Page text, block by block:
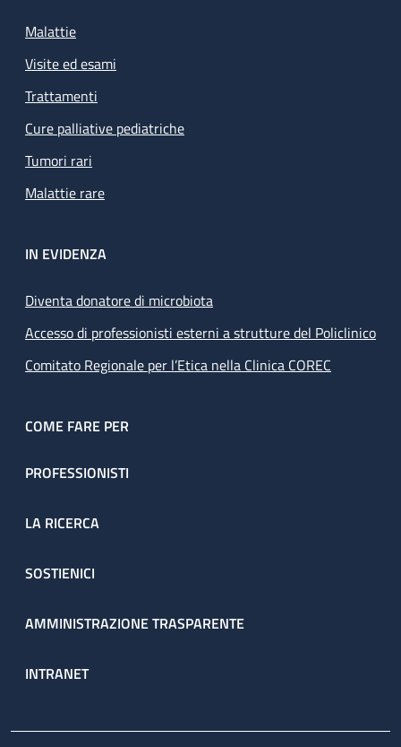
Malattie
Visite ed esami
Trattamenti
Cure palliative pediatriche
Tumori rari
Malattie rare
IN EVIDENZA
Diventa donatore di microbiota
Accesso di professionisti esterni a strutture del Policlinico
Comitato Regionale per l’Etica nella Clinica COREC
COME FARE PER
PROFESSIONISTI
LA RICERCA
SOSTIENICI
AMMINISTRAZIONE TRASPARENTE
INTRANET